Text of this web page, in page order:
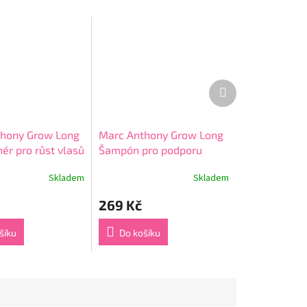
Grow Long
pro růst vlasů
Skladem
Marc Anthony Grow Long
Šampón pro podporu
produktu
je
3,8
z
Skladem
269 Kč
Do košíku
Další
produkt